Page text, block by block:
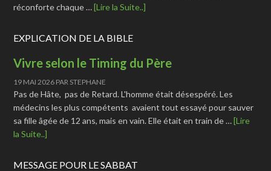
réconforte chaque …[Lire la Suite..]
EXPLICATION DE LA BIBLE
Vivre selon le Timing du Père
19 MAI 2026 PAR STEPHANE
Pas de Hâte, pas de Retard. L'homme était désespéré. Les
médecins les plus compétents avaient tout essayé pour sauver
sa fille âgée de 12 ans, mais en vain. Elle était en train de …[Lire
la Suite..]
MESSAGE POUR LE SABBAT